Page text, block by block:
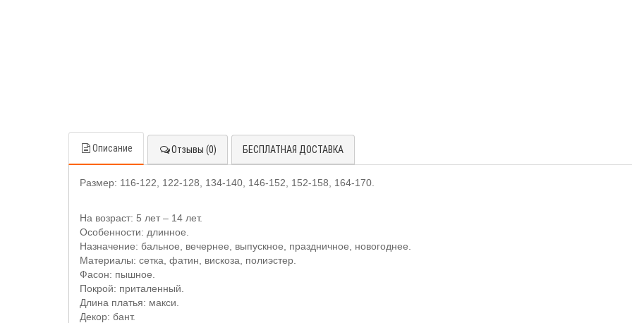
Описание Отзывы (0) БЕСПЛАТНАЯ ДОСТАВКА
Размер: 116-122, 122-128, 134-140, 146-152, 152-158, 164-170.
На возраст: 5 лет – 14 лет.
Особенности: длинное.
Назначение: бальное, вечернее, выпускное, праздничное, новогоднее.
Материалы: сетка, фатин, вискоза, полиэстер.
Фасон: пышное.
Покрой: приталенный.
Длина платья: макси.
Декор: бант.